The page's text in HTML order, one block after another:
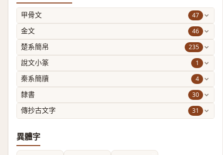
甲骨文 47
金文 46
楚系簡帛 235
說文小篆 1
秦系簡牘 4
隸書 30
傳抄古文字 31
異體字